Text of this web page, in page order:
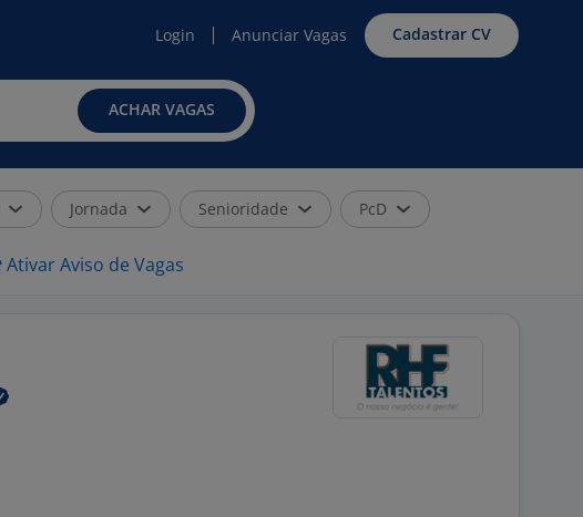
Login Anunciar Vagas Cadastrar CV
ACHAR VAGAS
Jornada Senioridade PcD
Ativar Aviso de Vagas